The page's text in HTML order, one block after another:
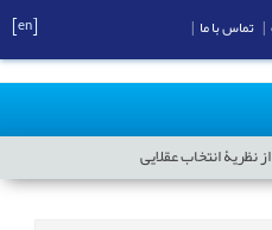
انتخاب عقلایی
تماس با ما